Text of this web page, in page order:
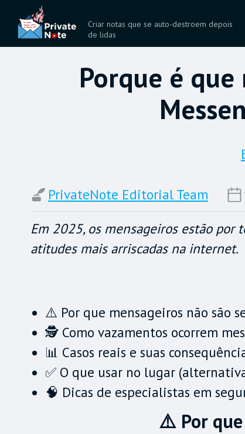
Criar notas que se auto-destroem depois
de lidas
Porque é que
PrivateNote Editorial Team
Em 2025, os mensageiros estão por
atitudes mais arriscadas na internet.
⚠️ Por que mensageiros não são
🕵️ Como vazamentos ocorrem
📊 Casos reais e suas
✅ O que usar no lugar
🧠 Dicas de especialistas em
⚠️ Por que